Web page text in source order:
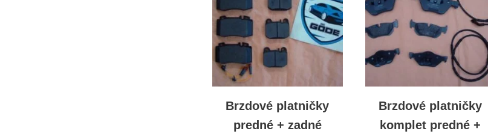
Brzdové platničky
predné + zadné
Brzdové platničky
komplet predné +